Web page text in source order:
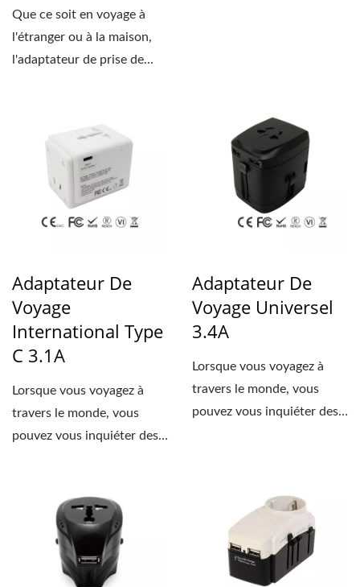
Que ce soit en voyage à
l'étranger ou à la maison,
l'adaptateur de prise de
Adaptateur De
Voyage
International Type
C 3.1A
Lorsque vous voyagez à
travers le monde, vous
pouvez vous inquiéter des
Adaptateur De
Voyage Universel
3.4A
Lorsque vous voyagez à
travers le monde, vous
pouvez vous inquiéter des